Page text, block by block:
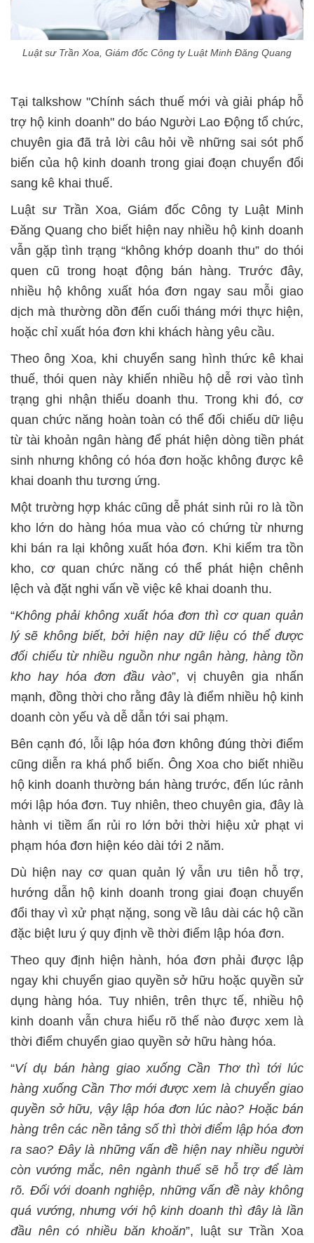
Luật sư Trần Xoa, Giám đốc Công ty Luật Minh Đăng Quang
Tại talkshow "Chính sách thuế mới và giải pháp hỗ
trợ hộ kinh doanh" do báo Người Lao Động tổ chức,
chuyên gia đã trả lời câu hỏi về những sai sót phổ
biến của hộ kinh doanh trong giai đoạn chuyển đổi
sang kê khai thuế.
Luật sư Trần Xoa, Giám đốc Công ty Luật Minh
Đăng Quang cho biết hiện nay nhiều hộ kinh doanh
vẫn gặp tình trạng “không khớp doanh thu” do thói
quen cũ trong hoạt động bán hàng. Trước đây,
nhiều hộ không xuất hóa đơn ngay sau mỗi giao
dịch mà thường dồn đến cuối tháng mới thực hiện,
hoặc chỉ xuất hóa đơn khi khách hàng yêu cầu.
Theo ông Xoa, khi chuyển sang hình thức kê khai
thuế, thói quen này khiến nhiều hộ dễ rơi vào tình
trạng ghi nhận thiếu doanh thu. Trong khi đó, cơ
quan chức năng hoàn toàn có thể đối chiếu dữ liệu
từ tài khoản ngân hàng để phát hiện dòng tiền phát
sinh nhưng không có hóa đơn hoặc không được kê
khai doanh thu tương ứng.
Một trường hợp khác cũng dễ phát sinh rủi ro là tồn
kho lớn do hàng hóa mua vào có chứng từ nhưng
khi bán ra lại không xuất hóa đơn. Khi kiểm tra tồn
kho, cơ quan chức năng có thể phát hiện chênh
lệch và đặt nghi vấn về việc kê khai doanh thu.
“Không phải không xuất hóa đơn thì cơ quan quản
lý sẽ không biết, bởi hiện nay dữ liệu có thể được
đối chiếu từ nhiều nguồn như ngân hàng, hàng tồn
kho hay hóa đơn đầu vào”, vị chuyên gia nhấn
mạnh, đồng thời cho rằng đây là điểm nhiều hộ kinh
doanh còn yếu và dễ dẫn tới sai phạm.
Bên cạnh đó, lỗi lập hóa đơn không đúng thời điểm
cũng diễn ra khá phổ biến. Ông Xoa cho biết nhiều
hộ kinh doanh thường bán hàng trước, đến lúc rảnh
mới lập hóa đơn. Tuy nhiên, theo chuyên gia, đây là
hành vi tiềm ẩn rủi ro lớn bởi thời hiệu xử phạt vi
phạm hóa đơn hiện kéo dài tới 2 năm.
Dù hiện nay cơ quan quản lý vẫn ưu tiên hỗ trợ,
hướng dẫn hộ kinh doanh trong giai đoạn chuyển
đổi thay vì xử phạt nặng, song về lâu dài các hộ cần
đặc biệt lưu ý quy định về thời điểm lập hóa đơn.
Theo quy định hiện hành, hóa đơn phải được lập
ngay khi chuyển giao quyền sở hữu hoặc quyền sử
dụng hàng hóa. Tuy nhiên, trên thực tế, nhiều hộ
kinh doanh vẫn chưa hiểu rõ thế nào được xem là
thời điểm chuyển giao quyền sở hữu hàng hóa.
“Ví dụ bán hàng giao xuống Cần Thơ thì tới lúc
hàng xuống Cần Thơ mới được xem là chuyển giao
quyền sở hữu, vậy lập hóa đơn lúc nào? Hoặc bán
hàng trên các nền tảng số thì thời điểm lập hóa đơn
ra sao? Đây là những vấn đề hiện nay nhiều người
còn vướng mắc, nên ngành thuế sẽ hỗ trợ để làm
rõ. Đối với doanh nghiệp, những vấn đề này không
quá vướng, nhưng với hộ kinh doanh thì đây là lần
đầu nên có nhiều băn khoăn”, luật sư Trần Xoa